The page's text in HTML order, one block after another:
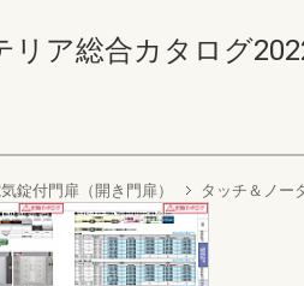
リア総合カタログ
錠付門扉（開き門扉） タッチ＆ノー